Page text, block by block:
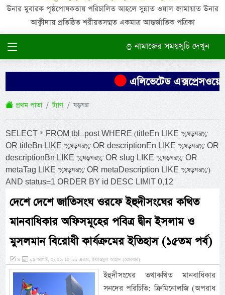
উনার মুবারক পৃষ্ঠপোষকতায় পরিচালিত আহলে সুন্নাত ওয়াল জামায়াত উনার
আক্বীদায় প্রতিষ্ঠিত শরীয়তসম্মত একমাত্র আন্তর্জাতিক পত্রিকা
নামাজের সময়সুচি দেখুন
এলিভেটেড
প্রথম পাতা ট্যাগ ষড়যন্ত্র
SELECT * FROM tbl_post WHERE (titleEn LIKE '%ষড়যন্ত্র%'
OR titleBn LIKE '%ষড়যন্ত্র%' OR descriptionEn LIKE '%ষড়যন্ত্র%' OR
descriptionBn LIKE '%ষড়যন্ত্র%' OR slug LIKE '%ষড়যন্ত্র%' OR
metaTag LIKE '%ষড়যন্ত্র%' OR metaDescription LIKE '%ষড়যন্ত্র%')
AND status=1 ORDER BY id DESC LIMIT 0,12
দেশে দেশে জাতিসংঘ ওরফে ইহুদীসংঘের কথিত
মানবাধিকার অফিসমূহের পবিত্র দ্বীন ইসলাম ও
মুসলমান বিরোধী কার্যক্রমের ইতিহাস (১৫তম পর্ব)
» ০৯ আগস্ট, ২০২৬ ১২:০০ এএম, ইয়াওমুল আহাদ (রোববার)
ইহুদীসংঘের তথাকথিত মানবাধিকার
সনদের পরিচিতি: ক্রিমিনোলজি (অপরাধ